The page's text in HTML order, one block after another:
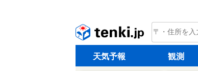
tenki.jp
天気予報 観測